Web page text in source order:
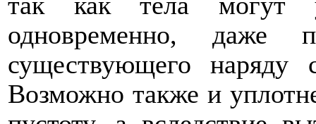
одновременно, даже
существующего
Возможно также и